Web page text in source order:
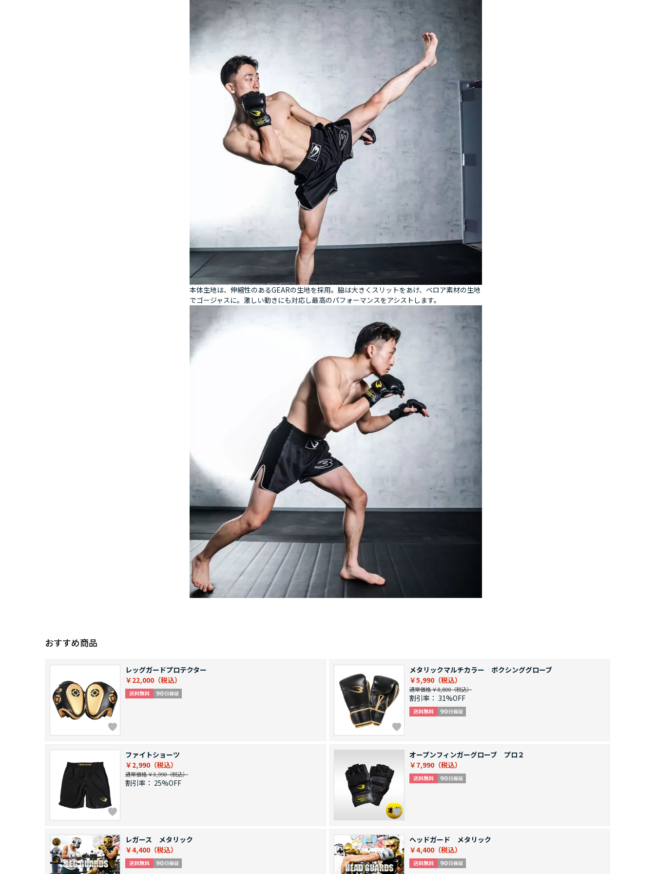
本体生地は、伸縮性のあるGEARの生地を採用。脇は大きくスリットをあけ、ベロア素材の生地
でゴージャスに。激しい動きにも対応し最高のパフォーマンスをアシストします。
おすすめ商品
レッグガードプロテクター
￥22,000
メタリックマルチカラー ボクシンググローブ
￥5,990
通常価格 ￥8,800
割引率： 31%OFF
ファイトショーツ
￥2,990
通常価格 ￥3,990
割引率： 25%OFF
オープンフィンガーグローブ プロ２
￥7,990
レガース メタリック
￥4,400
ヘッドガード メタリック
￥4,400